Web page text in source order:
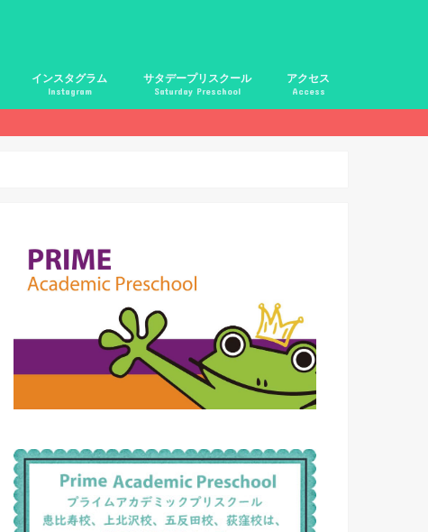
インスタグラム
Instagram
サタデープリスクール
Saturday Preschool
アクセス
Access